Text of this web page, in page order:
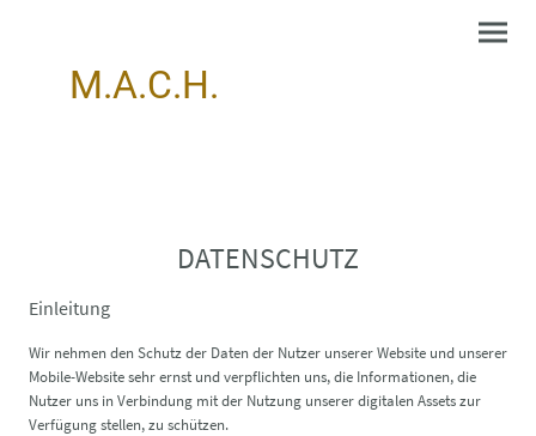
M.A.C.H.
DATENSCHUTZ
Einleitung
Wir nehmen den Schutz der Daten der Nutzer unserer Website und unserer
Mobile-Website sehr ernst und verpflichten uns, die Informationen, die
Nutzer uns in Verbindung mit der Nutzung unserer digitalen Assets zur
Verfügung stellen, zu schützen.